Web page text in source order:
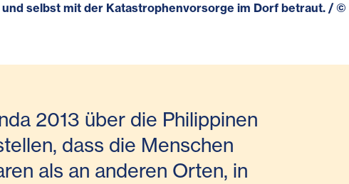
selbst mit der Katastrophenvorsorge im Dorf betraut./ ©
2013 über die Philippinen
dass die Menschen
als an anderen Orten, in